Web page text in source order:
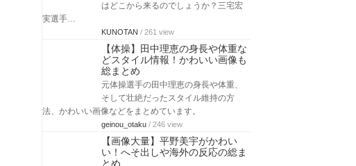
はどこから来るのでしょうか？三宅宏
実選手…
KUNOTAN / 261 view
【体操】田中理恵の身長や体重な
どスタイル情報！かわいい画像も
総まとめ
元体操選手の田中理恵の身長や体重、
そして壮絶だったスタイル維持の方
法、かわいい画像などをまとめています。
geinou_otaku / 246 view
【画像大量】平野美宇がかわい
い！へそ出しや海外の反応の総ま
とめ